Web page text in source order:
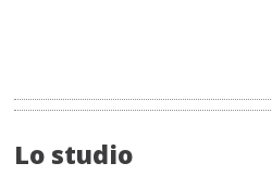
Lo studio